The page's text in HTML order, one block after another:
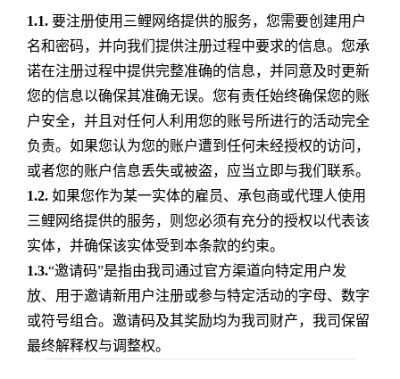
1.1.要注册使用三鲤网络提供的服务，您需要创建用户
名和密码，并向我们提供注册过程中要求的信息。您承
诺在注册过程中提供完整准确的信息，并同意及时更新
您的信息以确保其准确无误。您有责任始终确保您的账
户安全，并且对任何人利用您的账号所进行的活动完全
负责。如果您认为您的账户遭到任何未经授权的访问，
或者您的账户信息丢失或被盗，应当立即与我们联系。
1.2.如果您作为某一实体的雇员、承包商或代理人使用
三鲤网络提供的服务，则您必须有充分的授权以代表该
实体，并确保该实体受到本条款的约束。
1.3.“邀请码”是指由我司通过官方渠道向特定用户发
放、用于邀请新用户注册或参与特定活动的字母、数字
或符号组合。邀请码及其奖励均为我司财产，我司保留
最终解释权与调整权。